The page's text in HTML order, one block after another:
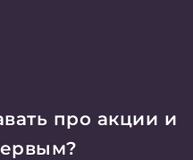
про акции и